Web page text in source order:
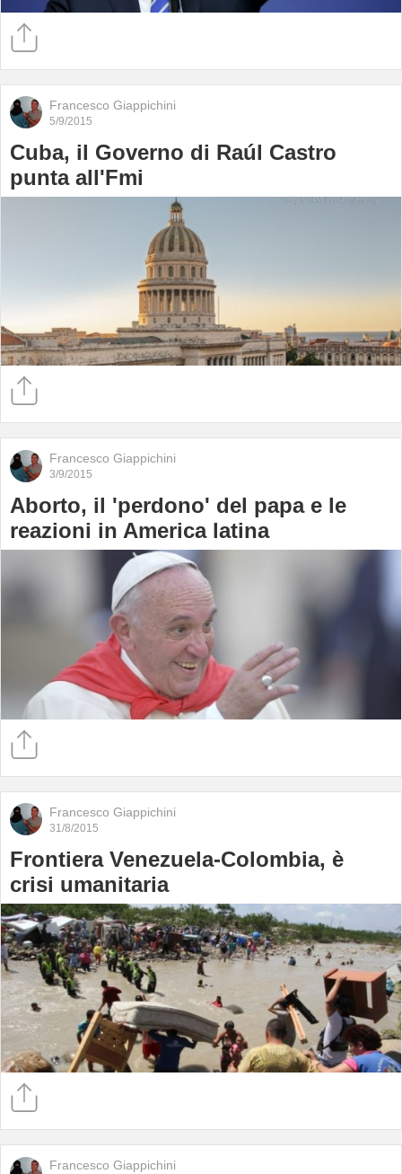
Francesco Giappichini
5/9/2015
Cuba, il Governo di Raúl Castro
punta all'Fmi
Francesco Giappichini
3/9/2015
Aborto, il 'perdono' del papa e le
reazioni in America latina
Francesco Giappichini
31/8/2015
Frontiera Venezuela-Colombia, è
crisi umanitaria
Francesco Giappichini